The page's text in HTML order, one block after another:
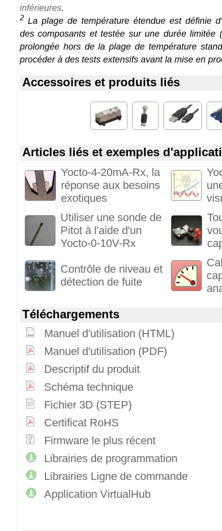
inférieures.
2 La plage de température étendue est définie
des composants et testée sur une durée limitée
prolongée hors de la plage de température
procéder à des tests extensifs avant la mise en
Accessoires et produits liés
Articles liés et exemples
Yocto-4-20mA-Rx, la
réponse aux besoins
exotiques
Utiliser une sonde de
Pitot à l'aide d'un
Yocto-0-10V-Rx
Contrôle de niveau et
détection de fuite
Téléchargements
Manuel d'utilisation (HTML)
Manuel d'utilisation (PDF)
Descriptif du produit
Schéma technique
Fichier 3D (STEP)
Certificat RoHS
Firmware le plus récent
Librairies de programmation
Librairies Ligne de commande
Application VirtualHub